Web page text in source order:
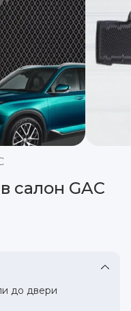
салон GAC
до двери